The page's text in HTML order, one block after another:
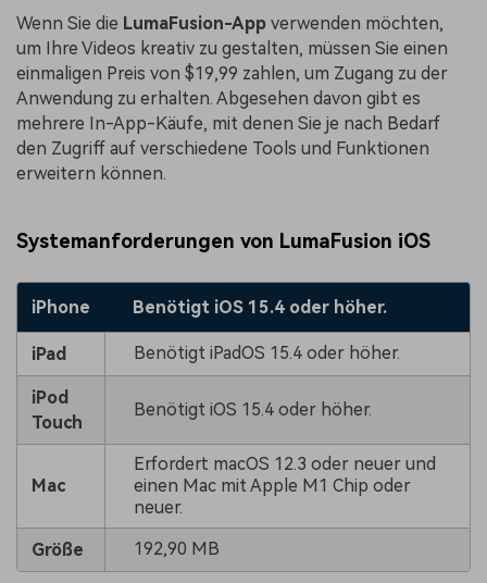
Wenn Sie die LumaFusion-App verwenden möchten,
um Ihre Videos kreativ zu gestalten, müssen Sie einen
einmaligen Preis von $19,99 zahlen, um Zugang zu der
Anwendung zu erhalten. Abgesehen davon gibt es
mehrere In-App-Käufe, mit denen Sie je nach Bedarf
den Zugriff auf verschiedene Tools und Funktionen
erweitern können.
Systemanforderungen von LumaFusion iOS
iPhone Benötigt iOS 15.4 oder höher.
iPad Benötigt iPadOS 15.4 oder höher.
iPod
Touch
Benötigt iOS 15.4 oder höher.
Mac
Erfordert macOS 12.3 oder neuer und
einen Mac mit Apple M1 Chip oder
neuer.
Größe 192,90 MB